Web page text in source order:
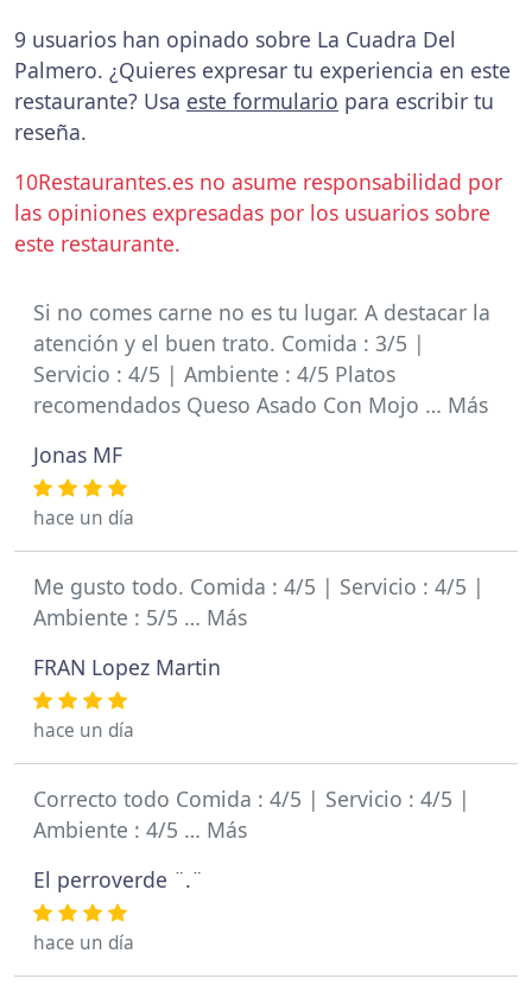
9 usuarios han opinado sobre La Cuadra Del
Palmero. ¿Quieres expresar tu experiencia en este
restaurante? Usa este formulario para escribir tu
reseña.
10Restaurantes.es no asume responsabilidad por
las opiniones expresadas por los usuarios sobre
este restaurante.
Si no comes carne no es tu lugar. A destacar la
atención y el buen trato. Comida : 3/5 |
Servicio : 4/5 | Ambiente : 4/5 Platos
recomendados Queso Asado Con Mojo … Más
Jonas MF
hace un día
Me gusto todo. Comida : 4/5 | Servicio : 4/5 |
Ambiente : 5/5 … Más
FRAN Lopez Martin
hace un día
Correcto todo Comida : 4/5 | Servicio : 4/5 |
Ambiente : 4/5 … Más
El perroverde ¨.¨
hace un día